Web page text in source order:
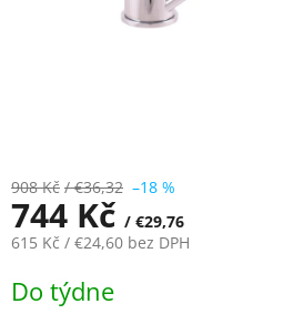
908 Kč / €36,32 –18 %
744 Kč / €29,76
615 Kč / €24,60 bez DPH
cena:
Do týdne